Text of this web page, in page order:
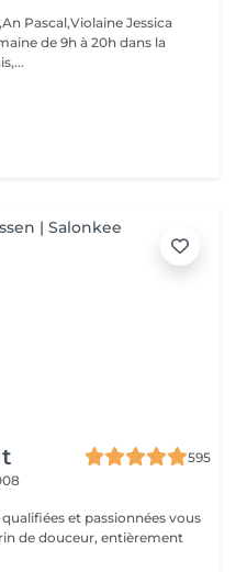
Pascal,Violaine Jessica
de 9h à 20h dans la
595
et passionnées vous
de douceur, entièrement